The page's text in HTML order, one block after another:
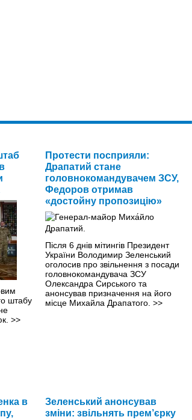
штабу
>>
Протести посприяли:
Драпатий стане
головнокомандувачем ЗСУ,
Федоров отримав
«достойну пропозицію»
Після 6 днів мітингів Президент
України Володимир Зеленський
оголосив про звільнення з посади
головнокомандувача ЗСУ
Олександра Сирського та
анонсував призначення на його
місце Михайла Драпатого. >>
в
Зеленський анонсував
зміни: звільнять прем’єрку